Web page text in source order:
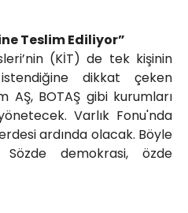
Teslim Ediliyor”
(KİT) de tek kişinin
dikkat çeken
AŞ, BOTAŞ gibi kurumları
Varlık Fonu'nda
ardında olacak. Böyle
demokrasi, özde